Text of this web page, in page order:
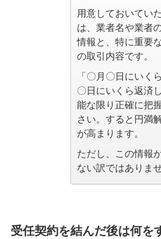
用意しておいてい
は、業者名や業者
情報と、特に重要
の取引内容です。
「〇月〇日にいく
〇日にいくら返済
能な限り正確に把
さい。すると円満
が高まります。
ただし、この情報
ない訳ではありませ
受任契約を結んだ後は何を